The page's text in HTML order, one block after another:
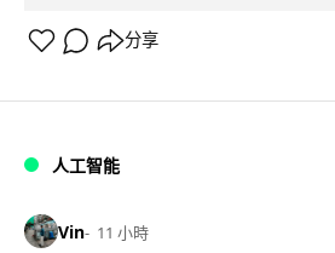
分享
人工智能
Vin 11 小時